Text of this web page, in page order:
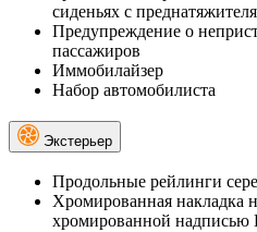
сиденьях с
Предупреждение о
пассажиров
Иммобилайзер
Набор автомобилиста
Экстерьер
Продольные рейлинги
Хромированная накладка
хромированной надписью